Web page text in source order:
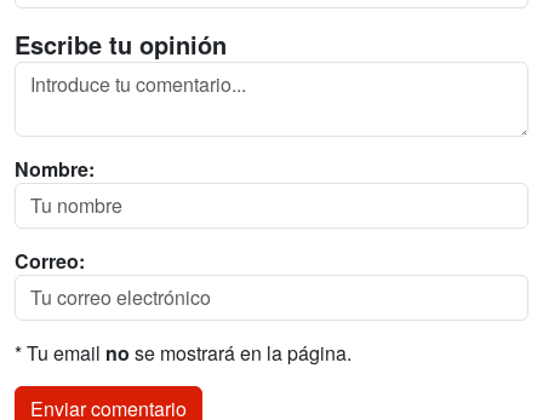
Escribe tu opinión
Nombre:
Correo:
* Tu email no se mostrará en la página.